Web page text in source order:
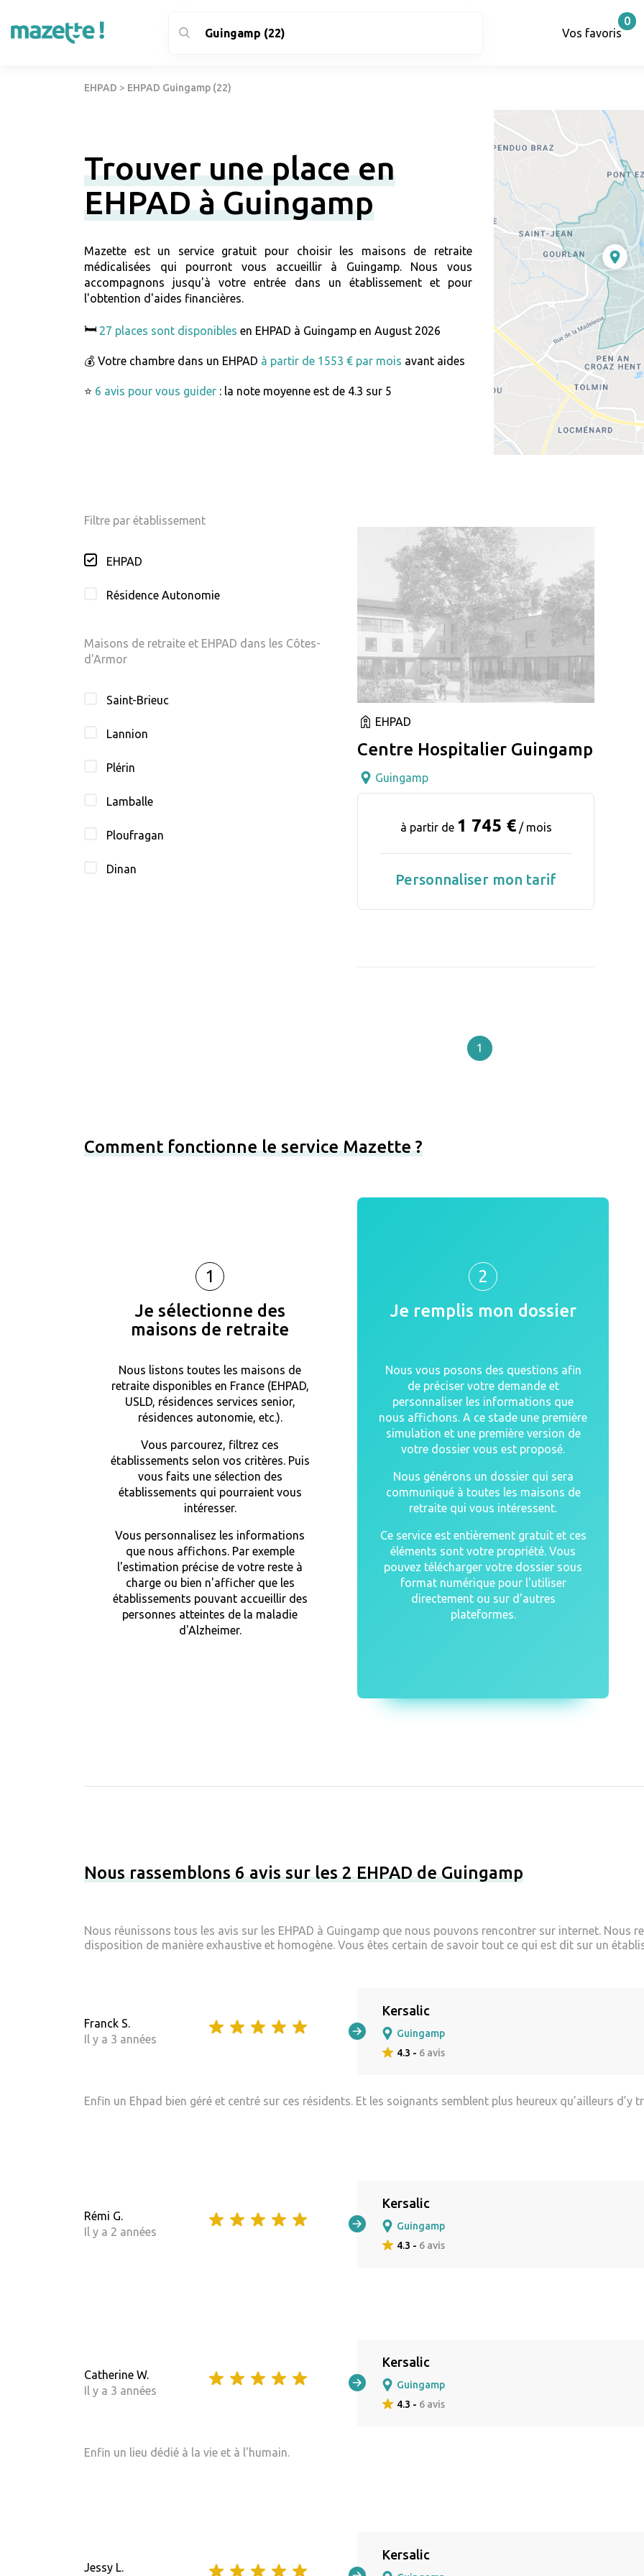
Vos favoris
0
EHPAD > EHPAD Guingamp (22)
Trouver une place en
EHPAD à Guingamp
Mazette est un service gratuit pour choisir les maisons de retraite
médicalisées qui pourront vous accueillir à Guingamp. Nous vous
accompagnons jusqu'à votre entrée dans un établissement et pour
l'obtention d'aides financières.
🛏️ 27 places sont disponibles en EHPAD à Guingamp en August 2026
💰 Votre chambre dans un EHPAD à partir de 1553 € par mois avant aides
⭐ 6 avis pour vous guider : la note moyenne est de 4.3 sur 5
Filtre par établissement
EHPAD
Résidence Autonomie
Maisons de retraite et EHPAD dans les Côtes-
d'Armor
Saint-Brieuc
Lannion
Plérin
Lamballe
Ploufragan
Dinan
EHPAD
Centre Hospitalier Guingamp
Guingamp
à partir de 1 745 € / mois
Personnaliser mon tarif
1
Comment fonctionne le service Mazette ?
1
Je sélectionne des
maisons de retraite
Nous listons toutes les maisons de
retraite disponibles en France (EHPAD,
USLD, résidences services senior,
résidences autonomie, etc.).
Vous parcourez, filtrez ces
établissements selon vos critères. Puis
vous faits une sélection des
établissements qui pourraient vous
intéresser.
Vous personnalisez les informations
que nous affichons. Par exemple
l'estimation précise de votre reste à
charge ou bien n'afficher que les
établissements pouvant accueillir des
personnes atteintes de la maladie
d'Alzheimer.
2
Je remplis mon dossier
Nous vous posons des questions afin
de préciser votre demande et
personnaliser les informations que
nous affichons. A ce stade une première
simulation et une première version de
votre dossier vous est proposé.
Nous générons un dossier qui sera
communiqué à toutes les maisons de
retraite qui vous intéressent.
Ce service est entièrement gratuit et ces
éléments sont votre propriété. Vous
pouvez télécharger votre dossier sous
format numérique pour l'utiliser
directement ou sur d'autres
plateformes.
Nous rassemblons 6 avis sur les 2 EHPAD de Guingamp
Nous réunissons tous les avis sur les EHPAD à Guingamp que nous pouvons rencontrer sur internet.
disposition de manière exhaustive et homogène. Vous êtes certain de savoir tout ce qui est dit sur un
Franck S.
Il y a 3 années
Kersalic
Guingamp
4.3 - 6 avis
Enfin un Ehpad bien géré et centré sur ces résidents. Et les soignants semblent plus heureux qu’ailleurs d’y
Rémi G.
Il y a 2 années
Kersalic
Guingamp
4.3 - 6 avis
Catherine W.
Il y a 3 années
Kersalic
Guingamp
4.3 - 6 avis
Enfin un lieu dédié à la vie et à l'humain.
Jessy L.
Kersalic